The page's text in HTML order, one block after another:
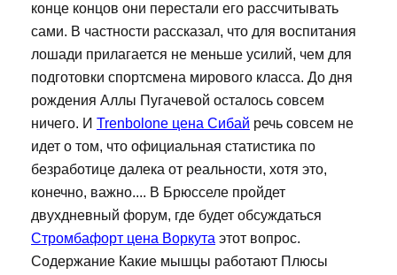
конце концов они перестали его рассчитывать
сами. В частности рассказал, что для воспитания
лошади прилагается не меньше усилий, чем для
подготовки спортсмена мирового класса. До дня
рождения Аллы Пугачевой осталось совсем
ничего. И Trenbolone цена Сибай речь совсем не
идет о том, что официальная статистика по
безработице далека от реальности, хотя это,
конечно, важно.... В Брюсселе пройдет
двухдневный форум, где будет обсуждаться
Стромбафорт цена Воркута этот вопрос.
Содержание Какие мышцы работают Плюсы